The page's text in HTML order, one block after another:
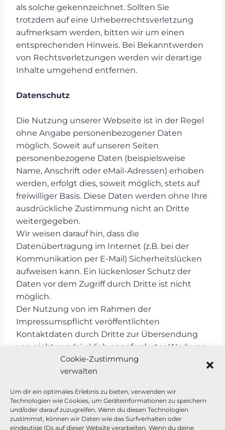
Cookie-Zustimmung
verwalten
Um dir ein optimales Erlebnis zu bieten, verwenden wir
Technologien wie Cookies, um Geräteinformationen zu speichern
und/oder darauf zuzugreifen. Wenn du diesen Technologien
zustimmst, können wir Daten wie das Surfverhalten oder
eindeutige IDs auf dieser Website verarbeiten. Wenn du deine
als solche gekennzeichnet. Sollten Sie
trotzdem auf eine Urheberrechtsverletzung
aufmerksam werden, bitten wir um einen
entsprechenden Hinweis. Bei Bekanntwerden
von Rechtsverletzungen werden wir derartige
Inhalte umgehend entfernen.
Datenschutz
Die Nutzung unserer Webseite ist in der Regel
ohne Angabe personenbezogener Daten
möglich. Soweit auf unseren Seiten
personenbezogene Daten (beispielsweise
Name, Anschrift oder eMail-Adressen) erhoben
werden, erfolgt dies, soweit möglich, stets auf
freiwilliger Basis. Diese Daten werden ohne Ihre
ausdrückliche Zustimmung nicht an Dritte
weitergegeben.
Wir weisen darauf hin, dass die
Datenübertragung im Internet (z.B. bei der
Kommunikation per E-Mail) Sicherheitslücken
aufweisen kann. Ein lückenloser Schutz der
Daten vor dem Zugriff durch Dritte ist nicht
möglich.
Der Nutzung von im Rahmen der
Impressumspflicht veröffentlichten
Kontaktdaten durch Dritte zur Übersendung
von nicht ausdrücklich angeforderter Werbung
und Informationsmaterialien wird hiermit
ausdrücklich widersprochen. Die Betreiber der
Schritte im Falle der unverlangten Zusendung
von Werbeinformationen, etwa durch Spam-
Mails, vor.